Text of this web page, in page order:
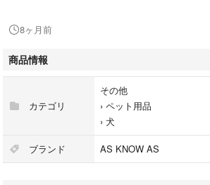
犬服
asknowasdewan
小型犬
アズノゥアズデワン
小型犬
アズノゥアズデワン パンツ
アズノゥアズデワン 2
アズノゥアズデワン 冬用
8ヶ月前
商品情報
カテゴリ
その他
› ペット用品
› 犬
ブランド AS KNOW AS